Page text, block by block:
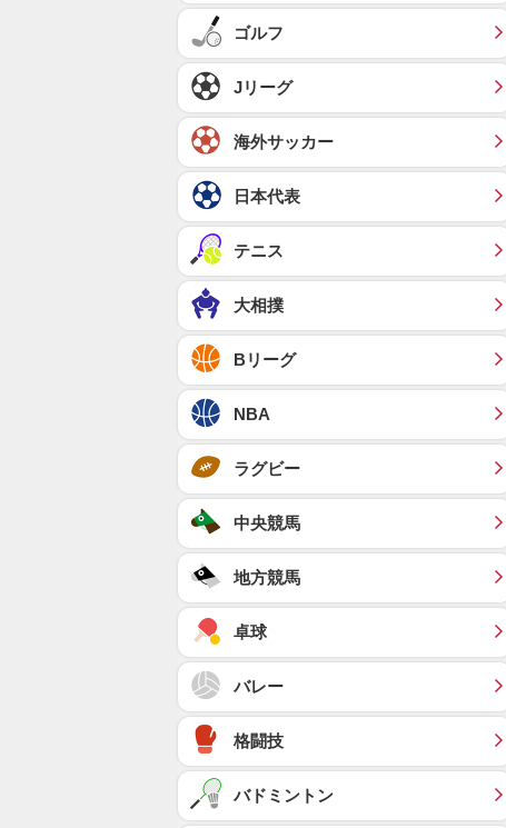
ゴルフ
Jリーグ
海外サッカー
日本代表
テニス
大相撲
Bリーグ
NBA
ラグビー
中央競馬
地方競馬
卓球
バレー
格闘技
バドミントン